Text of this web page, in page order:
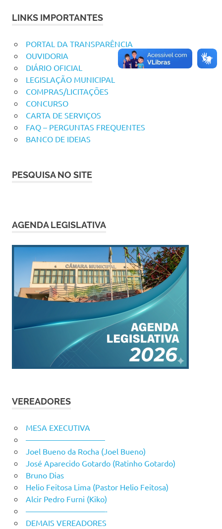
LINKS IMPORTANTES
PORTAL DA TRANSPARÊNCIA
OUVIDORIA
DIÁRIO OFICIAL
LEGISLAÇÃO MUNICIPAL
COMPRAS/LICITAÇÕES
CONCURSO
CARTA DE SERVIÇOS
FAQ – PERGUNTAS FREQUENTES
BANCO DE IDEIAS
PESQUISA NO SITE
AGENDA LEGISLATIVA
VEREADORES
MESA EXECUTIVA
——————————
Joel Bueno da Rocha (Joel Bueno)
José Aparecido Gotardo (Ratinho Gotardo)
Bruno Dias
Helio Feitosa Lima (Pastor Helio Feitosa)
Alcir Pedro Furni (Kiko)
——————————-
DEMAIS VEREADORES